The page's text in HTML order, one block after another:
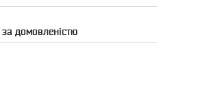
за домовленістю